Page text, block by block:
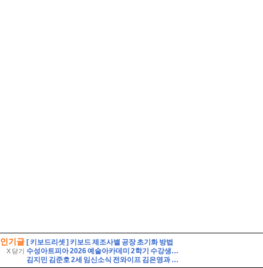
인기글
X 닫기
[ 키보드리셋 ] 키보드 제조사별 공장 초기화 방법
수성아트피아 2026 예술아카데미 2학기 수강생 모집
김지민 김준호 2세 임신소식 전와이프 김은영과 자녀는?